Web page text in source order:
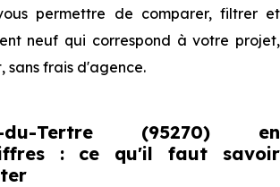
permettre de comparer, filtrer et
neuf qui correspond à votre projet,
sans frais d'agence.
du-Tertre (95270) en
: ce qu'il faut savoir